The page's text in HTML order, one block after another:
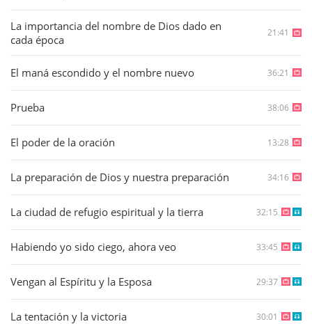
La importancia del nombre de Dios dado en
cada época
21:41
El maná escondido y el nombre nuevo 36:21
Prueba 38:06
El poder de la oración 13:28
La preparación de Dios y nuestra preparación 34:16
La ciudad de refugio espiritual y la tierra 32:15
Habiendo yo sido ciego, ahora veo 33:45
Vengan al Espíritu y la Esposa 29:37
La tentación y la victoria 30:01